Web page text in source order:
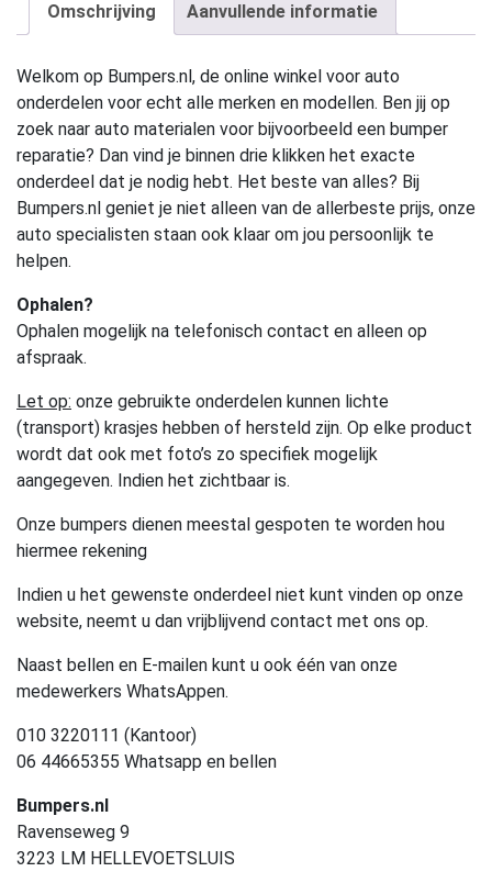
Omschrijving Aanvullende informatie
Welkom op Bumpers.nl, de online winkel voor auto
onderdelen voor echt alle merken en modellen. Ben jij op
zoek naar auto materialen voor bijvoorbeeld een bumper
reparatie? Dan vind je binnen drie klikken het exacte
onderdeel dat je nodig hebt. Het beste van alles? Bij
Bumpers.nl geniet je niet alleen van de allerbeste prijs, onze
auto specialisten staan ook klaar om jou persoonlijk te
helpen.
Ophalen?
Ophalen mogelijk na telefonisch contact en alleen op
afspraak.
Let op: onze gebruikte onderdelen kunnen lichte
(transport) krasjes hebben of hersteld zijn. Op elke product
wordt dat ook met foto’s zo specifiek mogelijk
aangegeven. Indien het zichtbaar is.
Onze bumpers dienen meestal gespoten te worden hou
hiermee rekening
Indien u het gewenste onderdeel niet kunt vinden op onze
website, neemt u dan vrijblijvend contact met ons op.
Naast bellen en E-mailen kunt u ook één van onze
medewerkers WhatsAppen.
010 3220111 (Kantoor)
06 44665355 Whatsapp en bellen
Bumpers.nl
Ravenseweg 9
3223 LM HELLEVOETSLUIS